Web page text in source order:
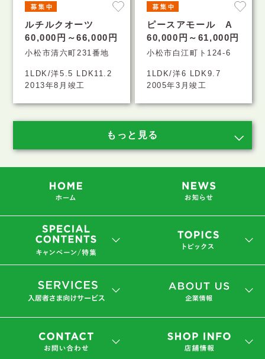
ルチルクオーツ
60,000円～66,000円
小松市清六町231番地
1LDK/洋5.5 LDK11.2
2013年8月竣工
ピースアモール A
60,000円～61,000円
小松市白江町ト124-6
1LDK/洋6 LDK9.7
2005年3月竣工